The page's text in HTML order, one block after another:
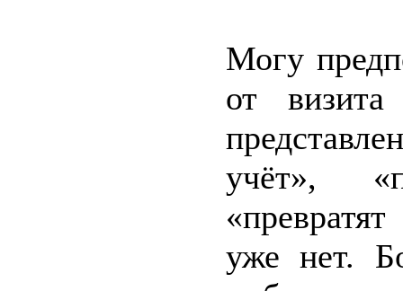
Могу
от
учёт»,
уже нет.